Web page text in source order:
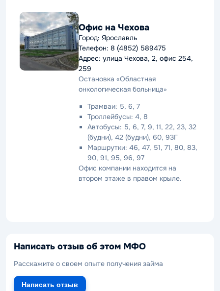
Офис на Чехова
Город: Ярославль
Телефон: 8 (4852) 589475
Адрес: улица Чехова, 2, офис 254,
259
Остановка «Областная
онкологическая больница»
Трамваи: 5, 6, 7
Троллейбусы: 4, 8
Автобусы: 5, 6, 7, 9, 11, 22, 23, 32
(будни), 42 (будни), 60, 93Г
Маршрутки: 46, 47, 51, 71, 80, 83,
90, 91, 95, 96, 97
Офис компании находится на
втором этаже в правом крыле.
Написать отзыв об этом МФО
Расскажите о своем опыте получения займа
Написать отзыв